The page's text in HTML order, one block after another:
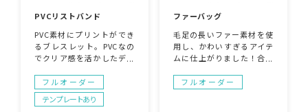
PVCリストバンド
PVC素材にプリントができ
るブレスレット。PVCなの
でクリア感を活かしたデザ
ンでの着脱ができるのでカ
ジュアルに使えます。今ま
で主流だったラバーバンド
フルオーダー
テンプレートあり
ファーバッグ
毛足の長いファー素材を使
用し、かわいすぎるアイテ
ムに仕上がりました！合皮
ントです。持ち手にチャー
ムをつけたりしてもかわい
フルオーダー